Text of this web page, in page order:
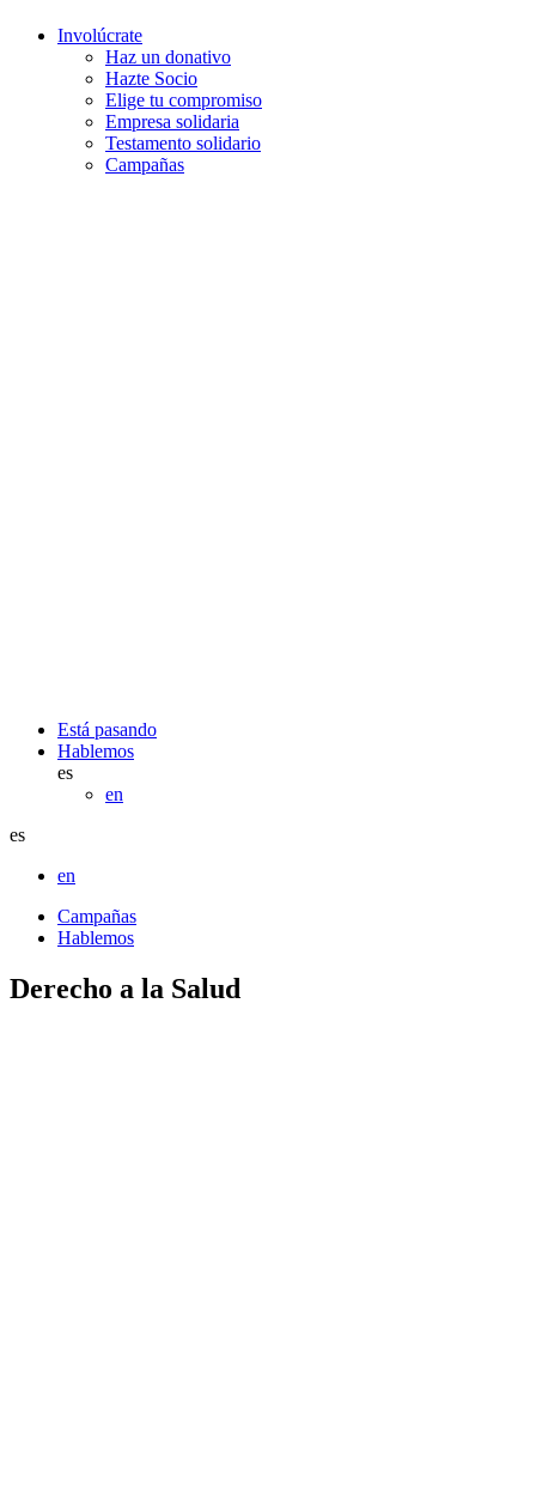
Involúcrate
Haz un donativo
Hazte Socio
Elige tu compromiso
Empresa solidaria
Testamento solidario
Campañas
Está pasando
Hablemos
es
en
es
en
Campañas
Hablemos
Derecho a la Salud